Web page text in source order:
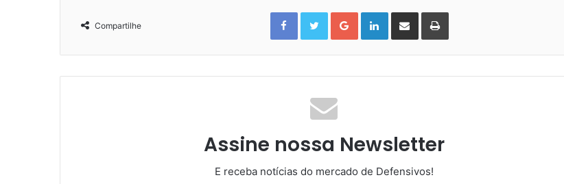
Compartilhe
FacebookTwitterGoogle+LinkedInCompartilhar
Email
Impressão
Assine nossa Newsletter
E receba notícias do mercado de Defensivos!